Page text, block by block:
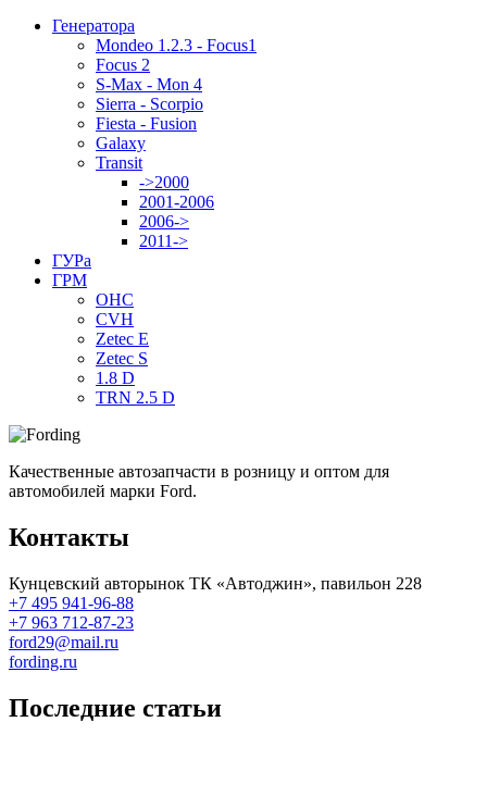
Генератора
Mondeo 1.2.3 - Focus1
Focus 2
S-Max - Mon 4
Sierra - Scorpio
Fiesta - Fusion
Galaxy
Transit
->2000
2001-2006
2006->
2011->
ГУРа
ГРМ
OHC
CVH
Zetec E
Zetec S
1.8 D
TRN 2.5 D
Качественные автозапчасти в розницу и оптом для
автомобилей марки Ford.
Контакты
Кунцевский авторынок ТК «Автоджин», павильон 228
+7 495 941-96-88
+7 963 712-87-23
ford29@mail.ru
fording.ru
Последние статьи